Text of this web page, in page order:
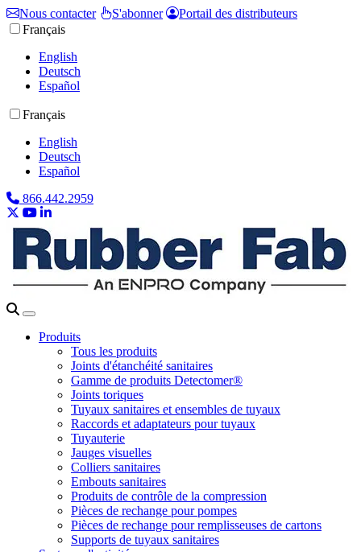
Nous contacter S'abonner
Portail des distributeurs
Français
English
Deutsch
Español
Français
English
Deutsch
Español
866.442.2959
Produits
Tous les produits
Joints d'étanchéité sanitaires
Gamme de produits Detectomer®
Joints toriques
Tuyaux sanitaires et ensembles de tuyaux
Raccords et adaptateurs pour tuyaux
Tuyauterie
Jauges visuelles
Colliers sanitaires
Embouts sanitaires
Produits de contrôle de la compression
Pièces de rechange pour pompes
Pièces de rechange pour remplisseuses de cartons
Supports de tuyaux sanitaires